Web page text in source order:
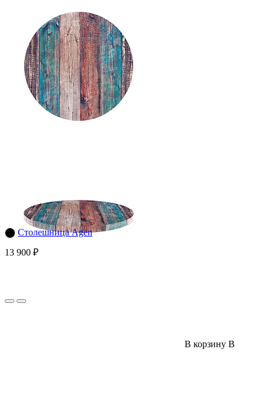
⬤ Столешница Agen
13 900 ₽
В корзину В